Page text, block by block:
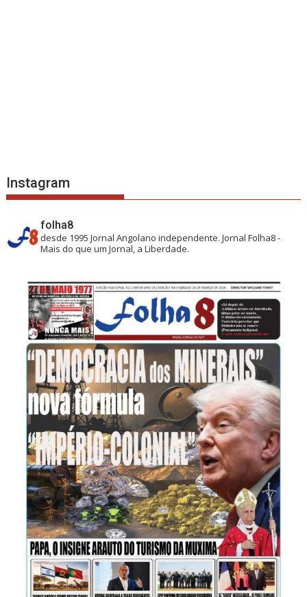
Instagram
folha8
desde 1995 Jornal Angolano independente.Jornal Folha8 -
Mais do que um Jornal, a Liberdade.